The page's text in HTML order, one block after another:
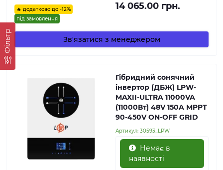
Фільтр
🔥 додатково до -12%
під замовлення
14 065.00 грн.
Зв'язатися з менеджером
Гібридний сонячний
інвертор (ДБЖ) LPW-
MAXII-ULTRA 11000VA
(11000Вт) 48V 150A MPPT
90-450V ON-OFF GRID
Артикул: 30593_LPW
Немає в
наявності